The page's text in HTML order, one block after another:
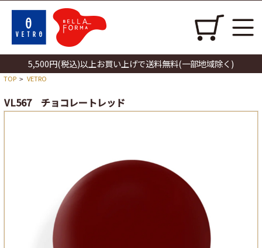
5,500円(税込)以上お買い上げで送料無料(一部地域除く)
TOP > VETRO
VL567 チョコレートレッド